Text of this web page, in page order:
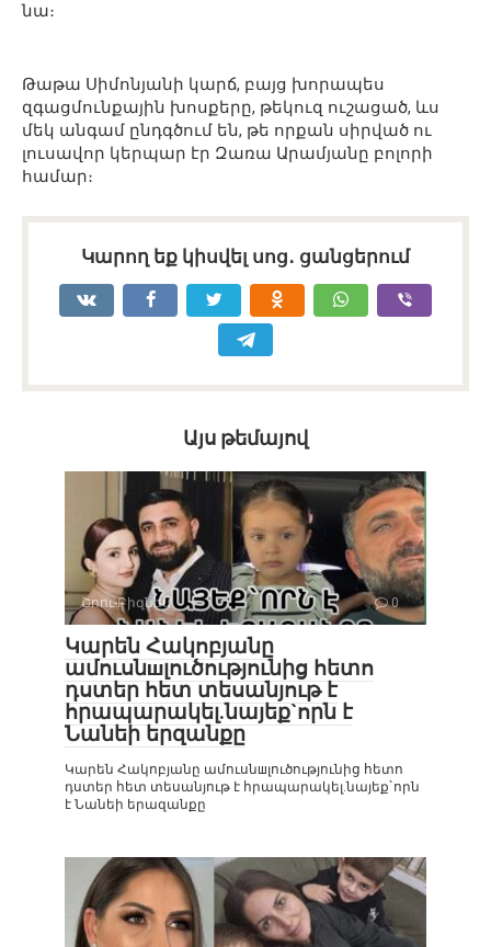
նա։
Թաթա Սիմոնյանի կարճ, բայց խորապես
զգացմունքային խոսքերը, թեկուզ ուշացած, ևս
մեկ անգամ ընդգծում են, թե որքան սիրված ու
լուսավոր կերպար էր Զառա Արամյանը բոլորի
համար։
Կարող եք կիսվել սոց․ ցանցերում
Այս թեմայով
Շոու-Բիզնես 0
Կարեն Հակոբյանը
ամուսնшլուծությունից հետո
դստեր հետ տեսանյութ է
հրապարակել.նայեք`որն է
Նանեի երզանքը
Կարեն Հակոբյանը ամուսնшլուծությունից հետո
դստեր հետ տեսանյութ է հրապարակել.նայեք`որն
է Նանեի երազանքը